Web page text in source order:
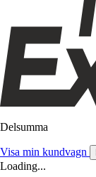
Delsumma
Visa min kundvagn
Loading...